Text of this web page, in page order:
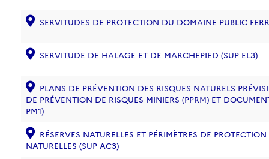
SERVITUDES DE PROTECTION DU DOMAINE PUBLIC
SERVITUDE DE HALAGE ET DE MARCHEPIED (SUP EL3)
PLANS DE PRÉVENTION DES RISQUES NATURELS
DE PRÉVENTION DE RISQUES MINIERS (PPRM) ET
PM1)
RÉSERVES NATURELLES ET PÉRIMÈTRES DE
NATURELLES (SUP AC3)